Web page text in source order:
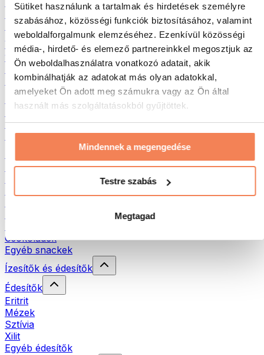
Sütiket használunk a tartalmak és hirdetések személyre
szabásához, közösségi funkciók biztosításához, valamint
weboldalforgalmunk elemzéséhez. Ezenkívül közösségi
média-, hirdető- és elemező partnereinkkel megosztjuk az
Ön weboldalhasználatra vonatkozó adatait, akik
kombinálhatják az adatokat más olyan adatokkal,
amelyeket Ön adott meg számukra vagy az Ön által
használt más szolgáltatásokból gyűjtöttek.
Mindennek a megengedése
Testre szabás
Megtagad
Hús
Hüvelyesek
Egyéb fitness élelmiszerek
Vajak
100% Magvajak
Édes magvajak
Fehérjés magvajak
Szuperélelmiszerek
Zöld szuperélelmiszerek
Rostok
Egyéb szuperélelmiszerek
Protein szeletek
Fehérjés chipsek és ropik
Csokoládék
Egyéb snackek
Ízesítők és édesítők
Édesítők
Eritrit
Mézek
Sztívia
Xilit
Egyéb édesítők